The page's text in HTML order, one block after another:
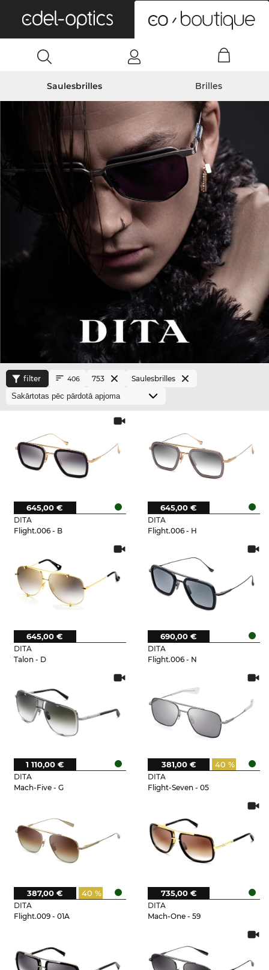
Saulesbrilles Brilles
filter 406 753 Saulesbrilles
DITA
Flight.006 - B
645,00 €
DITA
Flight.006 - H
645,00 €
DITA
Talon - D
645,00 €
DITA
Flight.006 - N
690,00 €
DITA
Mach-Five - G
1 110,00 €
DITA
Flight-Seven - 05
40 %
381,00 €
DITA
Flight.009 - 01A
40 %
387,00 €
DITA
Mach-One - 59
735,00 €